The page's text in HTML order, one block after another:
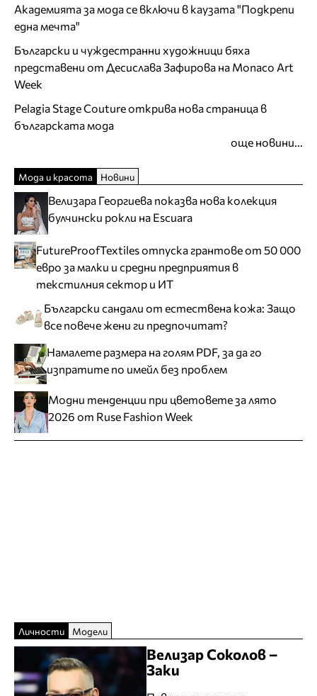
Академията за мода се включи в каузата "Подкрепи
една мечта"
Български и чуждестранни художници бяха
представени от Десислава Зафирова на Monaco Art
Week
Pelagia Stage Couture открива нова страница в
българската мода
още новини...
Мода и красота Новини
Велизара Георгиева показва нова колекция
булчински рокли на Escuara
FutureProofTextiles отпуска грантове от 50 000
евро за малки и средни предприятия в
текстилния сектор и ИТ
Български сандали от естествена кожа: Защо
все повече жени ги предпочитат?
Намалете размера на голям PDF, за да го
изпратите по имейл без проблем
Модни тенденции при цветовете за лято
2026 от Ruse Fashion Week
Личности Модели
Велизар Соколов –
Заки